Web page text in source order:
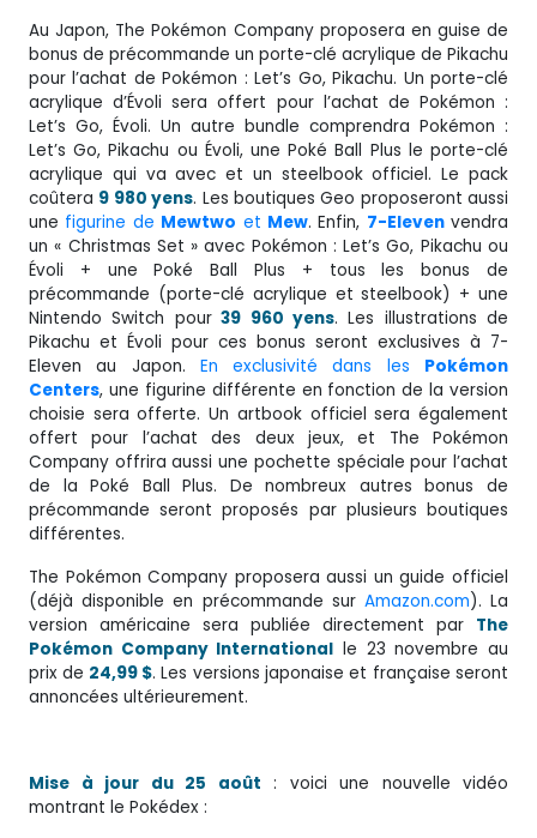
Au Japon, The Pokémon Company proposera en guise de
bonus de précommande un porte-clé acrylique de Pikachu
pour l’achat de Pokémon : Let’s Go, Pikachu. Un porte-clé
acrylique d’Évoli sera offert pour l’achat de Pokémon :
Let’s Go, Évoli. Un autre bundle comprendra Pokémon :
Let’s Go, Pikachu ou Évoli, une Poké Ball Plus le porte-clé
acrylique qui va avec et un steelbook officiel. Le pack
coûtera 9 980 yens. Les boutiques Geo proposeront aussi
une figurine de Mewtwo et Mew. Enfin, 7-Elevenvendra
un « Christmas Set » avec Pokémon : Let’s Go, Pikachu ou
Évoli + une Poké Ball Plus + tous les bonus de
précommande (porte-clé acrylique et steelbook) + une
Nintendo Switch pour39 960 yens. Les illustrations de
Pikachu et Évoli pour ces bonus seront exclusives à 7-
Eleven au Japon. En exclusivité dans les Pokémon
Centers, une figurine différente en fonction de la version
choisie sera offerte. Un artbook officiel sera également
offert pour l’achat des deux jeux, et The Pokémon
Company offrira aussi une pochette spéciale pour l’achat
de la Poké Ball Plus. De nombreux autres bonus de
précommande seront proposés par plusieurs boutiques
différentes.
The Pokémon Company proposera aussi un guide officiel
(déjà disponible en précommande sur Amazon.com). La
version américaine sera publiée directement par The
Pokémon Company International le 23 novembre au
prix de 24,99 $. Les versions japonaise et française seront
annoncées ultérieurement.
Mise à jour du 25 août : voici une nouvelle vidéo
montrant le Pokédex :